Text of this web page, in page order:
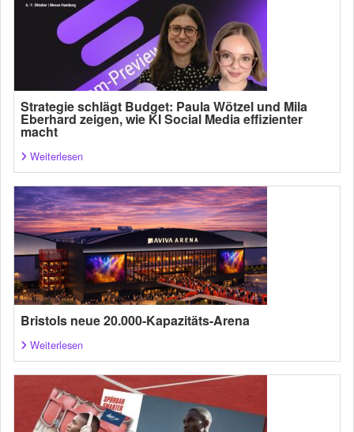
Strategie schlägt Budget: Paula Wötzel und Mila
Eberhard zeigen, wie KI Social Media effizienter
macht
Weiterlesen
Bristols neue 20.000-Kapazitäts-Arena
Weiterlesen